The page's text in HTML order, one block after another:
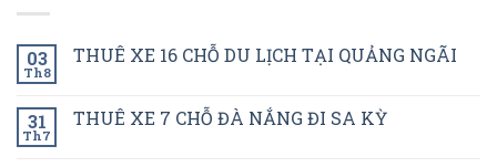
03
Th8
THUÊ XE 16 CHỖ DU LỊCH TẠI QUẢNG NGÃI
31
Th7
THUÊ XE 7 CHỖ ĐÀ NẮNG ĐI SA KỲ